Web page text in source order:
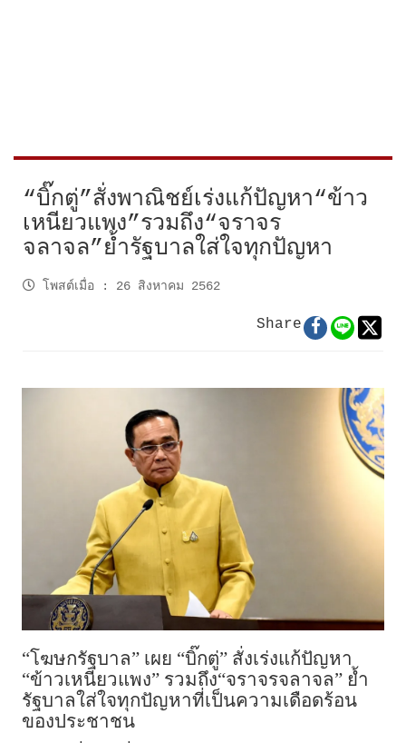
“บิ๊กตู่”สั่งพาณิชย์เร่งแก้ปัญหา“ข้าว
เหนียวแพง”รวมถึง“จราจร
จลาจล”ย้ำรัฐบาลใส่ใจทุกปัญหา
โพสต์เมื่อ : 26 สิงหาคม 2562
Share
“โฆษกรัฐบาล” เผย “บิ๊กตู่” สั่งเร่งแก้ปัญหา
“ข้าวเหนียวแพง” รวมถึง“จราจรจลาจล” ย้ำ
รัฐบาลใส่ใจทุกปัญหาที่เป็นความเดือดร้อน
ของประชาชน